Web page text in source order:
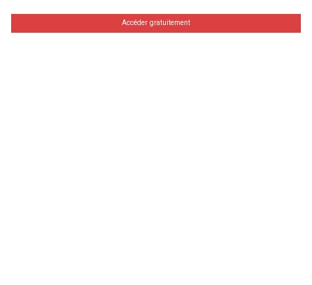
Accéder gratuitement